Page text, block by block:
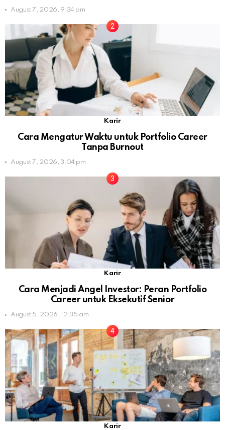
August 7, 2026, 9:34 pm
Karir
Cara Mengatur Waktu untuk Portfolio Career
Tanpa Burnout
August 7, 2026, 3:04 pm
Karir
Cara Menjadi Angel Investor: Peran Portfolio
Career untuk Eksekutif Senior
August 5, 2026, 12:35 am
Karir